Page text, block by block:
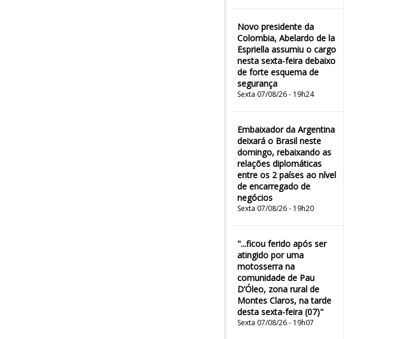
Novo presidente da
Colombia, Abelardo de la
Espriella assumiu o cargo
nesta sexta-feira debaixo
de forte esquema de
segurança
Sexta 07/08/26 - 19h24
Embaixador da Argentina
deixará o Brasil neste
domingo, rebaixando as
relações diplomáticas
entre os 2 países ao nível
de encarregado de
negócios
Sexta 07/08/26 - 19h20
"...ficou ferido após ser
atingido por uma
motosserra na
comunidade de Pau
D’Óleo, zona rural de
Montes Claros, na tarde
desta sexta-feira (07)"
Sexta 07/08/26 - 19h07